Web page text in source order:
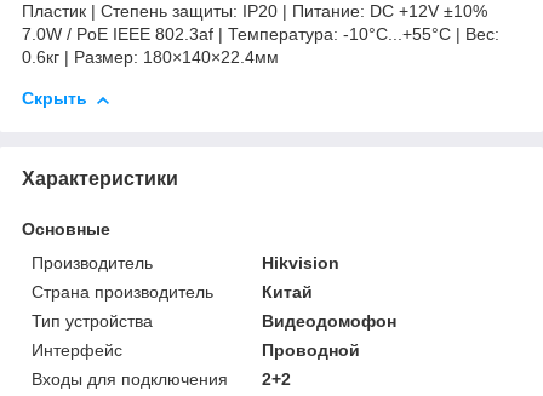
Пластик | Степень защиты: IP20 | Питание: DC +12V ±10%
7.0W / PoE IEEE 802.3af | Температура: -10°C...+55°C | Вес:
0.6кг | Размер: 180×140×22.4мм
Скрыть
Характеристики
Основные
Производитель
Hikvision
Страна производитель
Китай
Тип устройства
Видеодомофон
Интерфейс
Проводной
Входы для подключения
2+2